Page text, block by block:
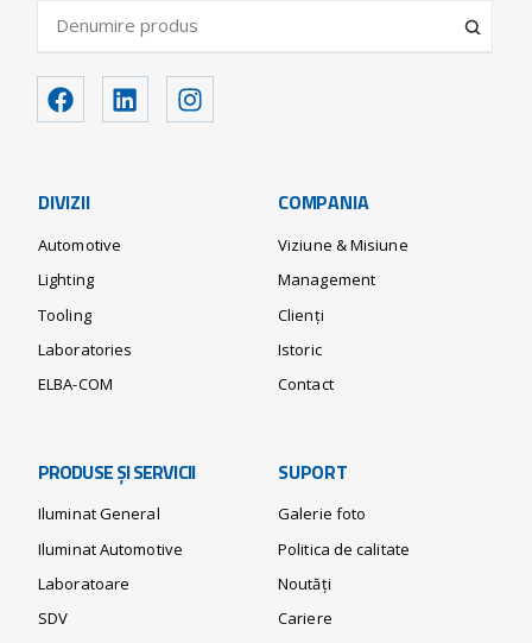
DIVIZII
Automotive
Lighting
Tooling
Laboratories
ELBA-COM
COMPANIA
Viziune & Misiune
Management
Clienți
Istoric
Contact
PRODUSE ȘI SERVICII
Iluminat General
Iluminat Automotive
Laboratoare
SDV
SUPORT
Galerie foto
Politica de calitate
Noutăți
Cariere